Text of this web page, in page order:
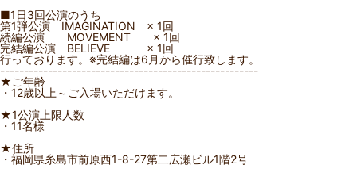
■1日3回公演のうち
第1弾公演 IMAGINATION × 1回
続編公演 MOVEMENT × 1回
完結編公演 BELIEVE × 1回
行っております。※完結編は6月から催行致します。
------------------------------------------------------
★ご年齢
・12歳以上～ご入場いただけます。
★1公演上限人数
・11名様
★住所
・福岡県糸島市前原西1-8-27第二広瀬ビル1階2号